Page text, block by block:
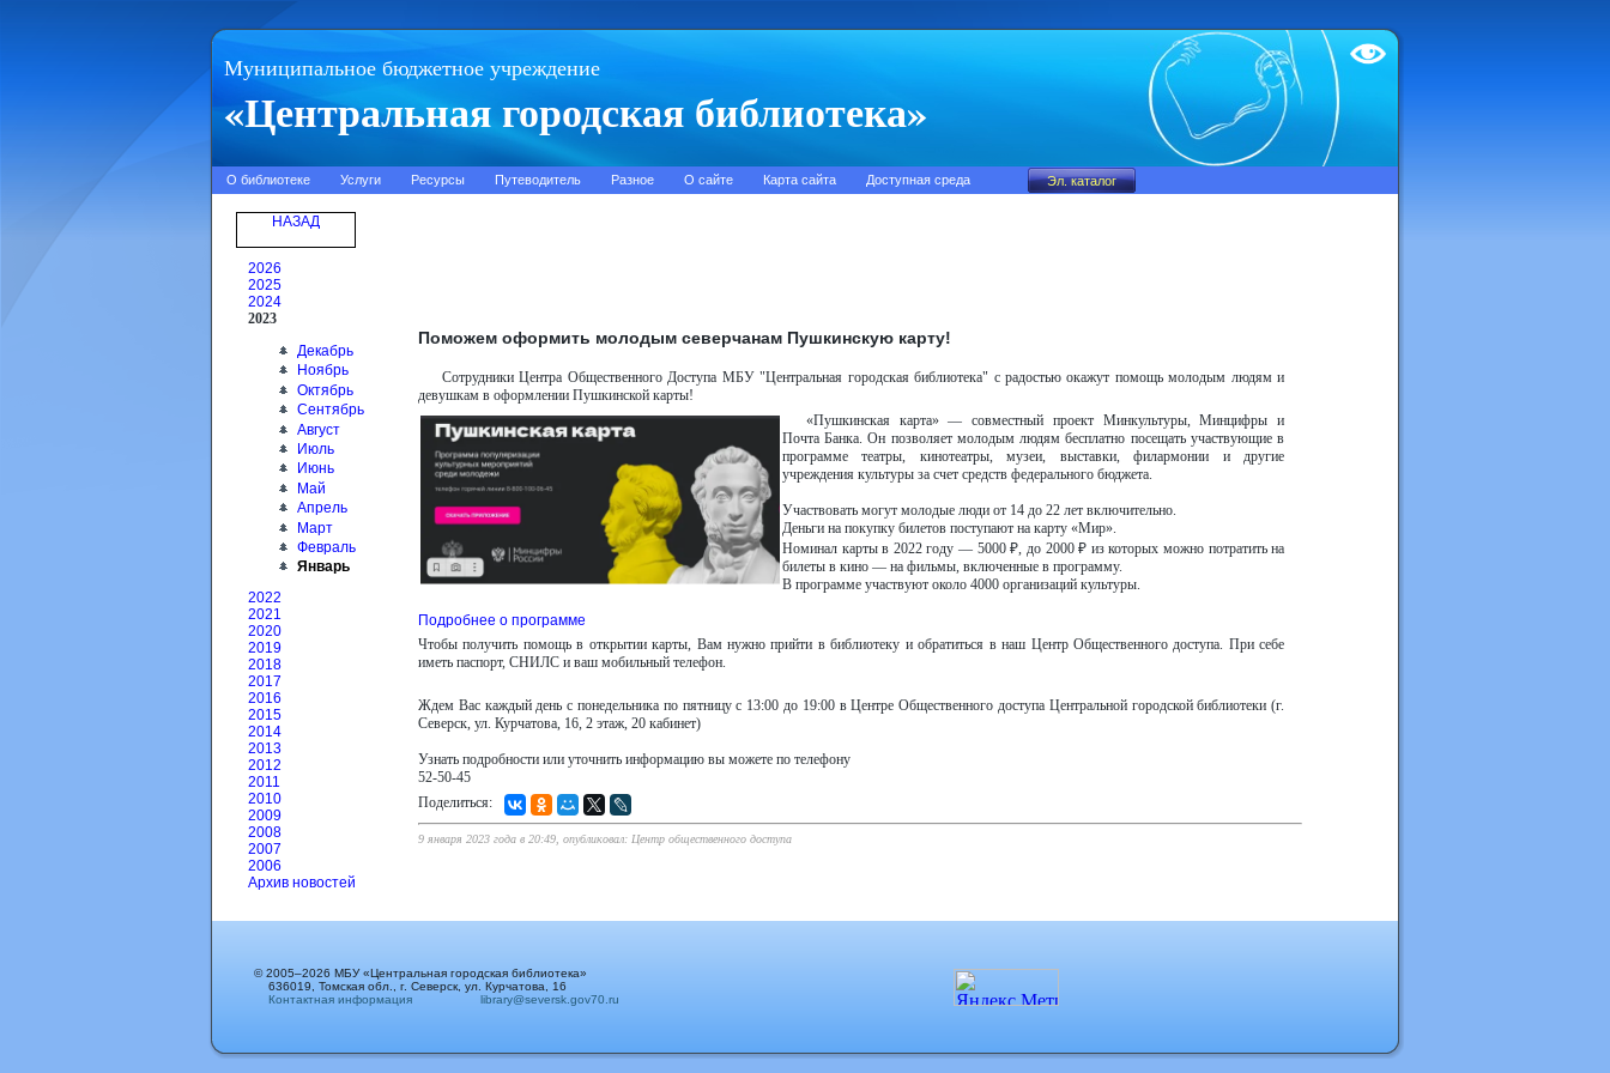
Муниципальное бюджетное учреждение
«Центральная городская библиотека»
Test
О библиотеке Услуги Ресурсы Путеводитель Разное О сайте Карта сайта Доступная среда
НАЗАД
2026
2025
2024
2023
Декабрь
Ноябрь
Октябрь
Сентябрь
Август
Июль
Июнь
Май
Апрель
Март
Февраль
Январь
2022
2021
2020
2019
2018
2017
2016
2015
2014
2013
2012
2011
2010
2009
2008
2007
2006
Архив новостей
Поможем оформить молодым северчанам Пушкинскую карту!
Сотрудники Центра Общественного Доступа МБУ "Центральная городская библиотека" с радостью окажут помощь молодым людям и
девушкам в оформлении Пушкинской карты!
«Пушкинская карта» — совместный проект Минкультуры, Минцифры и
Почта Банка. Он позволяет молодым людям бесплатно посещать участвующие в
программе театры, кинотеатры, музеи, выставки, филармонии и другие
учреждения культуры за счет средств федерального бюджета.
Участвовать могут молодые люди от 14 до 22 лет включительно.
Деньги на покупку билетов поступают на карту «Мир».
Номинал карты в 2022 году — 5000 ₽, до 2000 ₽ из которых можно потратить на
билеты в кино — на фильмы, включенные в программу.
В программе участвуют около 4000 организаций культуры.
Подробнее о программе
Чтобы получить помощь в открытии карты, Вам нужно прийти в библиотеку и обратиться в наш Центр Общественного доступа. При себе
иметь паспорт, СНИЛС и ваш мобильный телефон.
Ждем Вас каждый день с понедельника по пятницу с 13:00 до 19:00 в Центре Общественного доступа Центральной городской библиотеки (г.
Северск, ул. Курчатова, 16, 2 этаж, 20 кабинет)
Узнать подробности или уточнить информацию вы можете по телефону
52-50-45
Поделиться:
9 января 2023 года в 20:49, опубликовал: Центр общественного доступа
© 2005–2026 МБУ «Центральная городская библиотека»
636019, Томская обл., г. Северск, ул. Курчатова, 16
Контактная информация
library@seversk.gov70.ru